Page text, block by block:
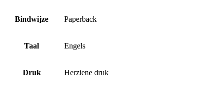
Bindwijze Paperback
Taal Engels
Druk Herziene druk